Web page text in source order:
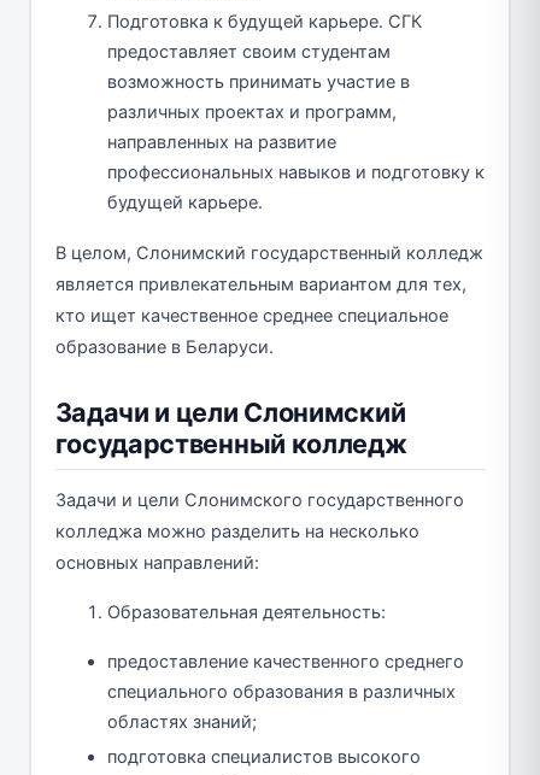
Подготовка к будущей карьере. СГК
предоставляет своим студентам
возможность принимать участие в
различных проектах и программ,
направленных на развитие
профессиональных навыков и подготовку к
будущей карьере.
В целом, Слонимский государственный колледж
является привлекательным вариантом для тех,
кто ищет качественное среднее специальное
образование в Беларуси.
Задачи и цели Слонимский
государственный колледж
Задачи и цели Слонимского государственного
колледжа можно разделить на несколько
основных направлений:
Образовательная деятельность:
предоставление качественного среднего
специального образования в различных
областях знаний;
подготовка специалистов высокого